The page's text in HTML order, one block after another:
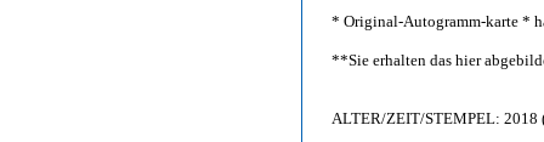
* Original-Autogramm-karte *
**Sie erhalten das hier
ALTER/ZEIT/STEMPEL: 2018